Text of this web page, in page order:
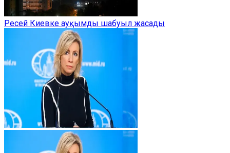
Ресей Киевке ауқымды шабуыл жасады